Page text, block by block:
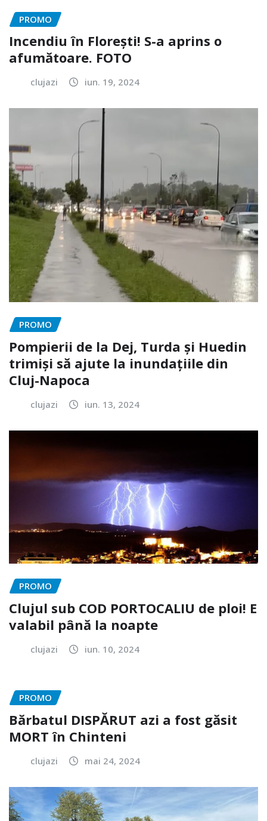
PROMO
Incendiu în Florești! S-a aprins o
afumătoare. FOTO
clujazi iun. 19, 2024
PROMO
Pompierii de la Dej, Turda și Huedin
trimiși să ajute la inundațiile din
Cluj-Napoca
clujazi iun. 13, 2024
PROMO
Clujul sub COD PORTOCALIU de ploi! E
valabil până la noapte
clujazi iun. 10, 2024
PROMO
Bărbatul DISPĂRUT azi a fost găsit
MORT în Chinteni
clujazi mai 24, 2024